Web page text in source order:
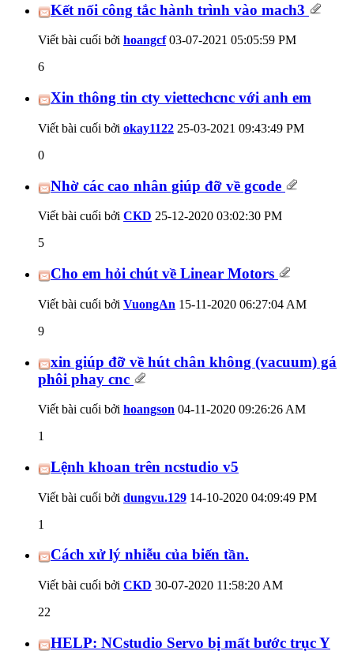
Kết nối công tắc hành trình vào mach3
Viết bài cuối bởi hoangcf03-07-2021 05:05:59 PM
6
Xin thông tin cty viettechcnc với anh em
Viết bài cuối bởi okay1122 25-03-2021 09:43:49 PM
0
Nhờ các cao nhân giúp đỡ về gcode
Viết bài cuối bởi CKD 25-12-2020 03:02:30 PM
5
Cho em hỏi chút về Linear Motors
Viết bài cuối bởi VuongAn 15-11-2020 06:27:04 AM
9
xin giúp đỡ về hút chân không (vacuum) gá
phôi phay cnc
Viết bài cuối bởi hoangson 04-11-2020 09:26:26 AM
1
Lệnh khoan trên ncstudio v5
Viết bài cuối bởi dungvu.129 14-10-2020 04:09:49 PM
1
Cách xử lý nhiễu của biến tần.
Viết bài cuối bởi CKD 30-07-2020 11:58:20 AM
22
HELP: NCstudio Servo bị mất bước trục Y